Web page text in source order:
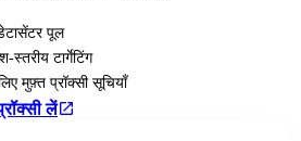
पूल
स्तरीय टार्गेटिंग
मुफ़्त प्रॉक्सी सूचियाँ
लें